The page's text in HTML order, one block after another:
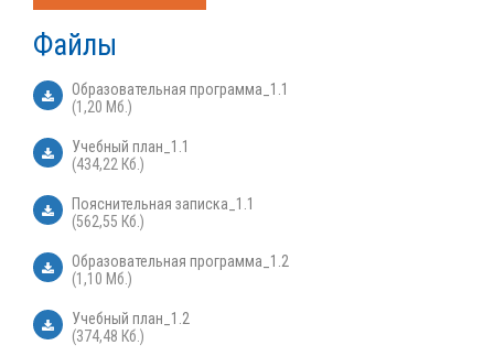
Файлы
Образовательная программа_1.1
(1,20 Мб.)
Учебный план_1.1
(434,22 Кб.)
Пояснительная записка_1.1
(562,55 Кб.)
Образовательная программа_1.2
(1,10 Мб.)
Учебный план_1.2
(374,48 Кб.)